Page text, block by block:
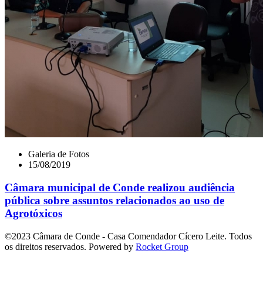
Galeria de Fotos
15/08/2019
Câmara municipal de Conde realizou audiência
pública sobre assuntos relacionados ao uso de
Agrotóxicos
©2023 Câmara de Conde - Casa Comendador Cícero Leite. Todos
os direitos reservados. Powered by Rocket Group